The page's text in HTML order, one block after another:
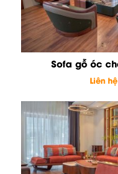
Sofa gỗ óc
Liên hệ